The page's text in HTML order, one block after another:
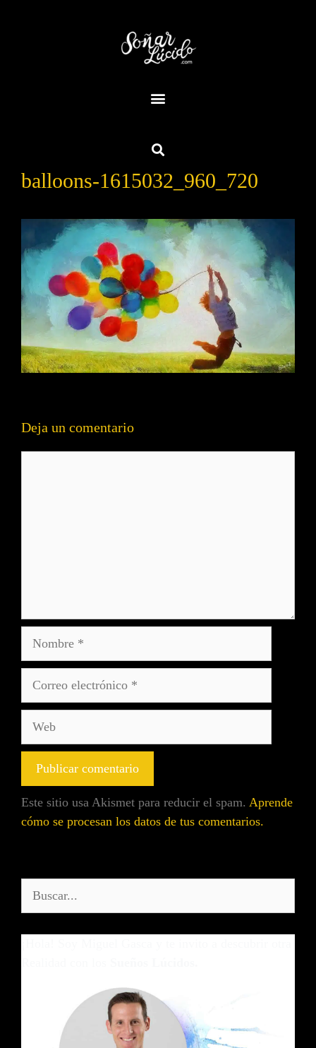
balloons-1615032_960_720
Deja un comentario
Este sitio usa Akismet para reducir el spam. Aprende
cómo se procesan los datos de tus comentarios.